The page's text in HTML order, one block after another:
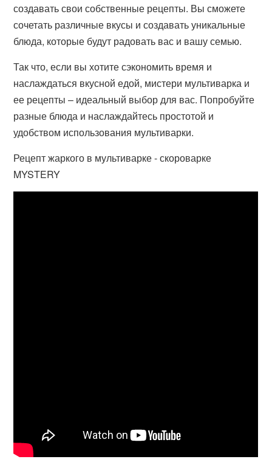
создавать свои собственные рецепты. Вы сможете
сочетать различные вкусы и создавать уникальные
блюда, которые будут радовать вас и вашу семью.
Так что, если вы хотите сэкономить время и
наслаждаться вкусной едой, мистери мультиварка и
ее рецепты – идеальный выбор для вас. Попробуйте
разные блюда и наслаждайтесь простотой и
удобством использования мультиварки.
Рецепт жаркого в мультиварке - скороварке
MYSTERY